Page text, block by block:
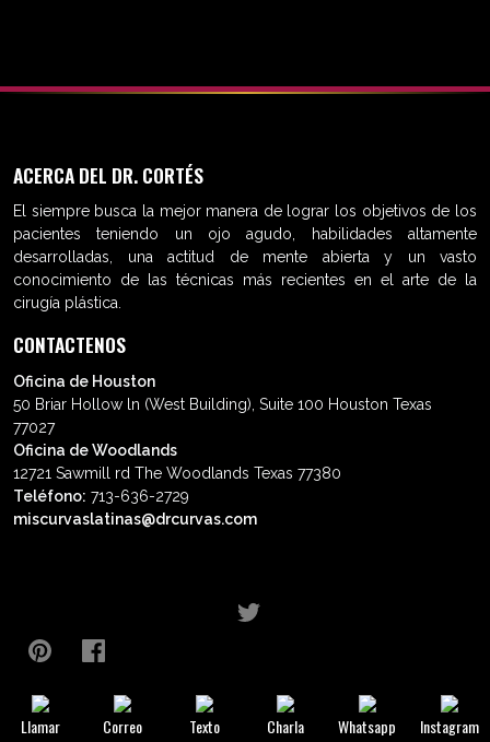
ACERCA DEL DR. CORTÉS
El siempre busca la mejor manera de lograr los objetivos de los
pacientes teniendo un ojo agudo, habilidades altamente
desarrolladas, una actitud de mente abierta y un vasto
conocimiento de las técnicas más recientes en el arte de la
cirugía plástica.
CONTACTENOS
Oficina de Houston
50 Briar Hollow ln (West Building), Suite 100 Houston Texas
77027
Oficina de Woodlands
12721 Sawmill rd The Woodlands Texas 77380
Teléfono: 713-636-2729
miscurvaslatinas@drcurvas.com
derechos reservados.
Llamar Correo Texto Charla Whatsapp Instagram